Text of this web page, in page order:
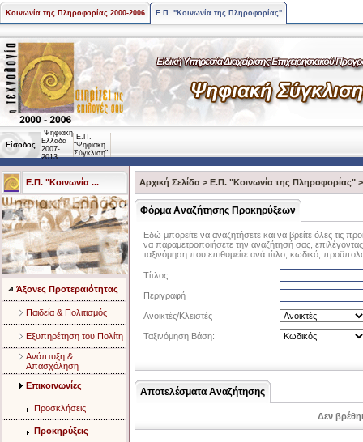
Κοινωνία της Πληροφορίας 2000-2006 Ε.Π. "Κοινωνία της Πληροφορίας"
Είσοδος
Ψηφιακή
Ελλάδα
2007-
2013
Ε.Π.
"Ψηφιακή
Σύγκλιση"
Ε.Π. "Κοινωνία ...
Άξονες Προτεραιότητας
Παιδεία & Πολιτισμός
Eξυπηρέτηση του Πολίτη
Aνάπτυξη &
Aπασχόληση
Eπικοινωνίες
Προσκλήσεις
Προκηρύξεις
Αρχική Σελίδα > Ε.Π. "Κοινωνία της Πληροφορίας"
Φόρμα Αναζήτησης Προκηρύξεων
Εδώ μπορείτε να αναζητήσετε και να βρείτε όλες τις
να παραμετροποιήσετε την αναζήτησή σας,
ταξινόμηση που επιθυμείτε ανά τίτλο, κωδικό,
Τίτλος
Περιγραφή
Ανοικτές/Κλειστές
Ταξινόμηση Βάση:
Αποτελέσματα Αναζήτησης
Δεν